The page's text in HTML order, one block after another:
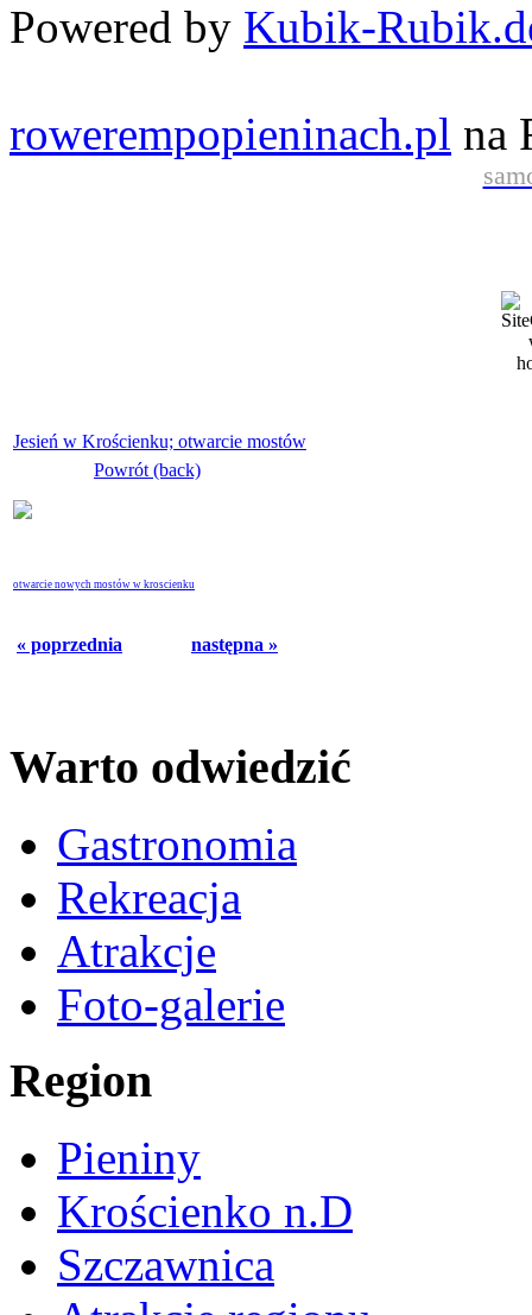
Powered by Kubik-
rowerempopieninach.pl na
Jesień w Krościenku; otwarcie mostów
Powrót (back)
otwarcie nowych mostów w kroscienku
« poprzednia następna »
Warto odwiedzić
Gastronomia
Rekreacja
Atrakcje
Foto-galerie
Region
Pieniny
Krościenko n.D
Szczawnica